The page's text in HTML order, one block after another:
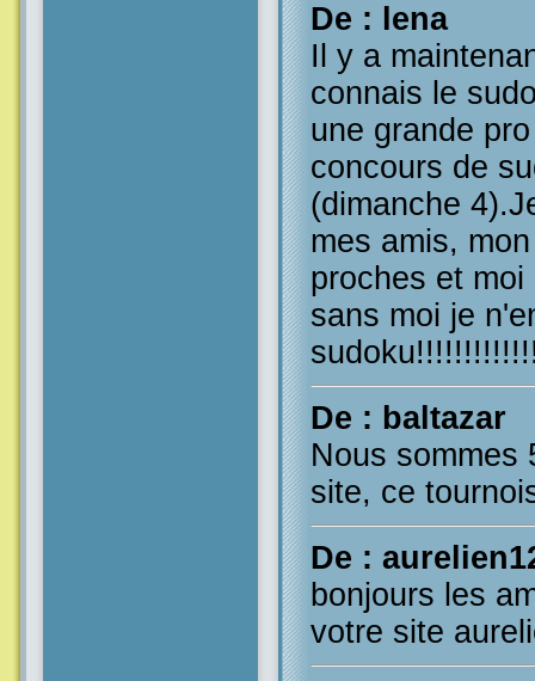
De : lena
Il y a
connais le
une grande
concours de
(dimanche
mes amis,
proches et
sans moi je
De : baltazar
Nous sommes
site, ce
De :
bonjours les
votre site